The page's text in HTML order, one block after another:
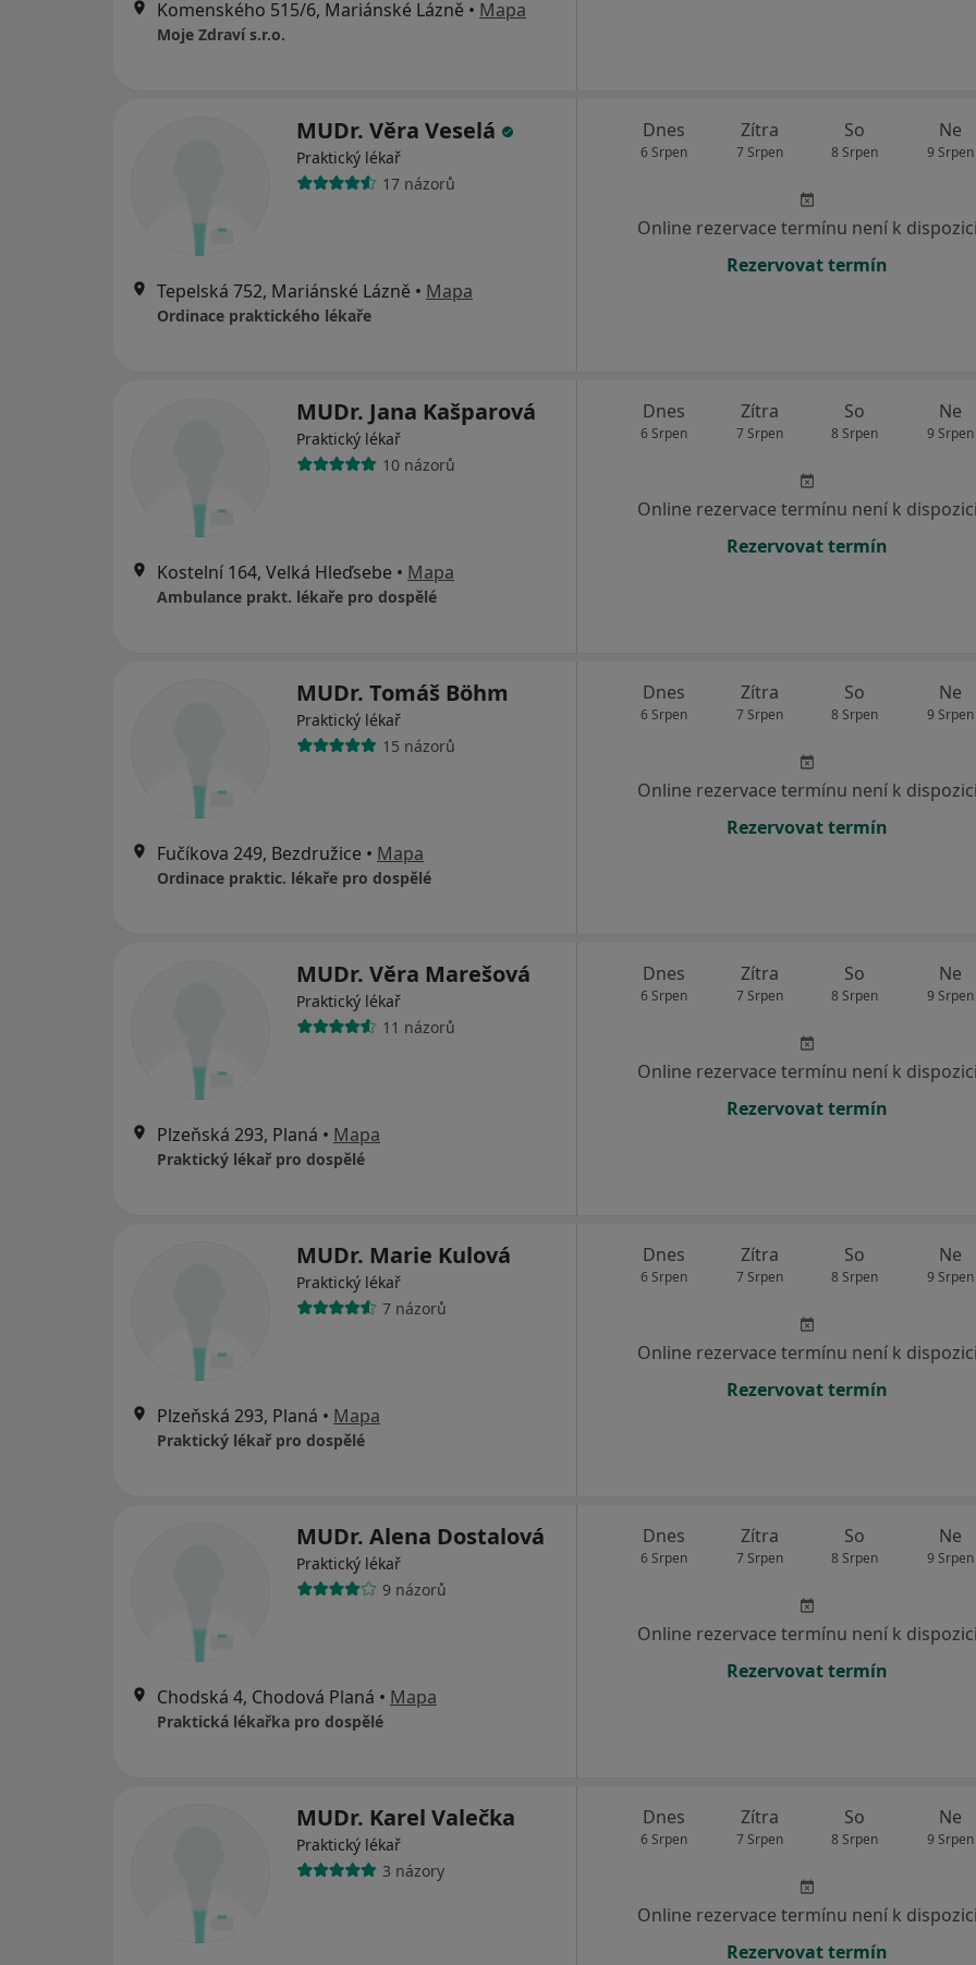
Komenského 515/6, Mariánské Lázně • Mapa
Moje Zdraví s.r.o.
MUDr. Věra Veselá
Praktický lékař
17 názorů
Tepelská 752, Mariánské Lázně • Mapa
Ordinace praktického lékaře
Dnes
6 Srpen
Zítra
7 Srpen
So
8 Srpen
Ne
9 Srpen
Online rezervace termínu není k dispozici
Rezervovat termín
MUDr. Jana Kašparová
Praktický lékař
10 názorů
Kostelní 164, Velká Hleďsebe • Mapa
Ambulance prakt. lékaře pro dospělé
Dnes
6 Srpen
Zítra
7 Srpen
So
8 Srpen
Ne
9 Srpen
Online rezervace termínu není k dispozici
Rezervovat termín
MUDr. Tomáš Böhm
Praktický lékař
15 názorů
Fučíkova 249, Bezdružice • Mapa
Ordinace praktic. lékaře pro dospělé
Dnes
6 Srpen
Zítra
7 Srpen
So
8 Srpen
Ne
9 Srpen
Online rezervace termínu není k dispozici
Rezervovat termín
MUDr. Věra Marešová
Praktický lékař
11 názorů
Plzeňská 293, Planá • Mapa
Praktický lékař pro dospělé
Dnes
6 Srpen
Zítra
7 Srpen
So
8 Srpen
Ne
9 Srpen
Online rezervace termínu není k dispozici
Rezervovat termín
MUDr. Marie Kulová
Praktický lékař
7 názorů
Plzeňská 293, Planá • Mapa
Praktický lékař pro dospělé
Dnes
6 Srpen
Zítra
7 Srpen
So
8 Srpen
Ne
9 Srpen
Online rezervace termínu není k dispozici
Rezervovat termín
MUDr. Alena Dostalová
Praktický lékař
9 názorů
Chodská 4, Chodová Planá • Mapa
Praktická lékařka pro dospělé
Dnes
6 Srpen
Zítra
7 Srpen
So
8 Srpen
Ne
9 Srpen
Online rezervace termínu není k dispozici
Rezervovat termín
MUDr. Karel Valečka
Praktický lékař
3 názory
Dnes
6 Srpen
Zítra
7 Srpen
So
8 Srpen
Ne
9 Srpen
Online rezervace termínu není k dispozici
Rezervovat termín